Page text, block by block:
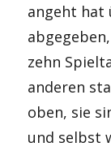
angeht hat
zehn
anderen
oben, sie
und selbst